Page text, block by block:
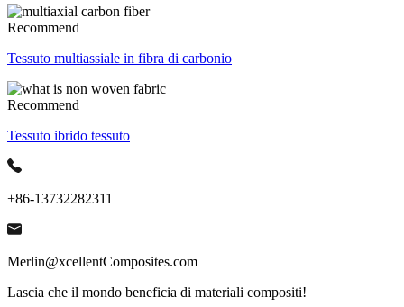
Recommend
Tessuto multiassiale in fibra di carbonio
Recommend
Tessuto ibrido tessuto
+86-13732282311
Merlin@xcellentComposites.com
Lascia che il mondo beneficia di materiali compositi!